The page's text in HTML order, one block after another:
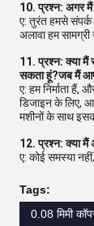
10. प्रश्न: अगर मैं
ए: तुरंत हमसे
अलावा हम
11. प्रश्न: क्या मैं
सकता हूं?जब मैं
ए: हम निर्माता हैं,
डिजाइन के लिए,
मशीनों के साथ
12. प्रश्न: क्या मैं
ए: कोई समस्या
Tags:
0.08 मिमी